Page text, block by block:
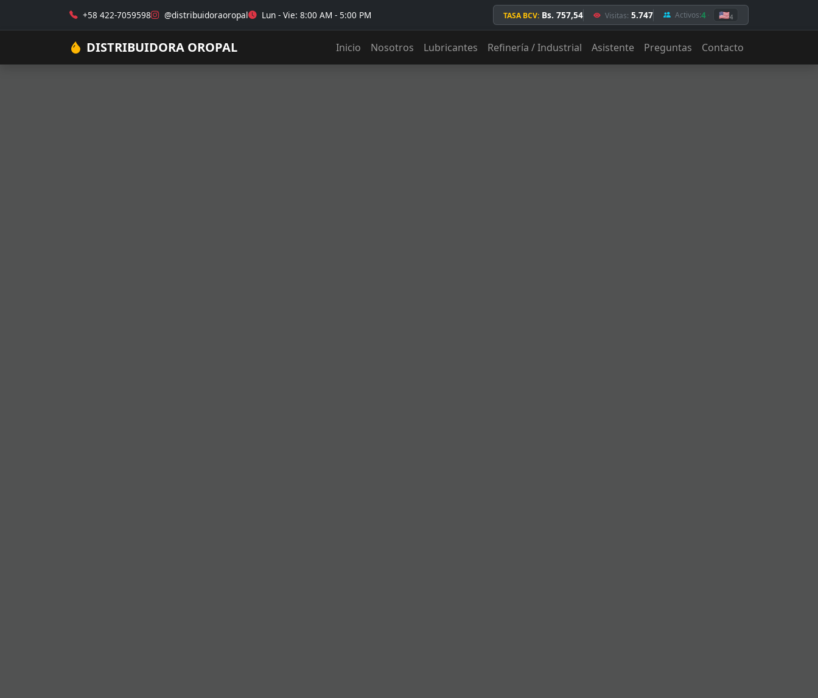
+58 422-7059598 @distribuidoraoropal Lun - Vie: 8:00 AM - 5:00 PM TASA BCV: Bs. 757,54 Visitas: 5.747 Activos:4 🇺🇸4
DISTRIBUIDORA OROPAL Inicio Nosotros Lubricantes Refinería / Industrial Asistente Preguntas Contacto